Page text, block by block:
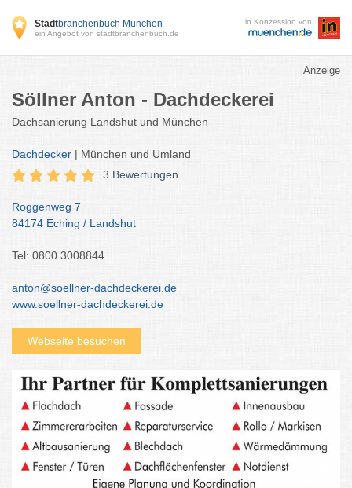
Stadtbranchenbuch München
ein Angebot von stadtbranchenbuch.de
in Konzession von
Anzeige
Söllner Anton - Dachdeckerei
Dachsanierung Landshut und München
Dachdecker | München und Umland
3 Bewertungen
Roggenweg 7
84174 Eching / Landshut
Tel: 0800 3008844
anton@soellner-dachdeckerei.de
www.soellner-dachdeckerei.de
Webseite besuchen